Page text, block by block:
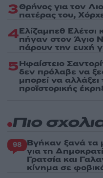
3Θρήνος για τον
πατέρας του,
4Ελίζαμπεθ Ελέτσι
πήγαν στον Άγιο
πάρουν την ευχή
5Ηφαίστειο
δεν πρόλαβε να
μπορεί να
προϊστορικής
Πιο
98 Βγήκαν ξανά τα
για τη
Γρατσία και
κίνημα σε